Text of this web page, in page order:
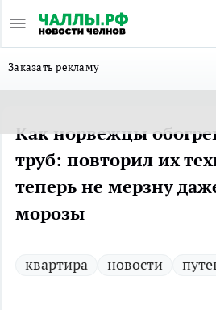
Заказать рекламу
Как норвежцы
труб: повторил их
теперь не мерзну
морозы
квартира новости